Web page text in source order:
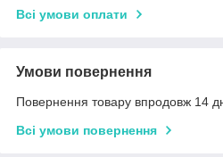
Всі умови оплати
Умови повернення
Повернення товару впродовж 14
Всі умови повернення